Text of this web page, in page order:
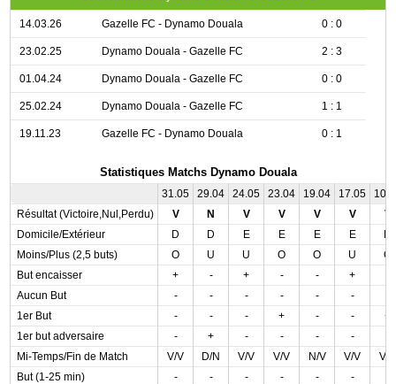
14.03.26 Gazelle FC - Dynamo Douala 0 : 0
23.02.25 Dynamo Douala - Gazelle FC 2 : 3
01.04.24 Dynamo Douala - Gazelle FC 0 : 0
25.02.24 Dynamo Douala - Gazelle FC 1 : 1
19.11.23 Gazelle FC - Dynamo Douala 0 : 1
Statistiques Matchs Dynamo Douala
31.05 29.04 24.05 23.04 19.04 17.05
Résultat (Victoire,Nul,Perdu)
V N V V V V
V
Domicile/Extérieur
D D E E E E
Moins/Plus (2,5 buts)
O U U O O U
O
But encaisser
+ - + - - +
Aucun But
- - - - - -
1er But
- - - + - -
+
1er but adversaire
- + - - - -
Mi-Temps/Fin de Match
V/V D/N V/V V/V N/V V/V
V/V
But (1-25 min)
- - - - - -